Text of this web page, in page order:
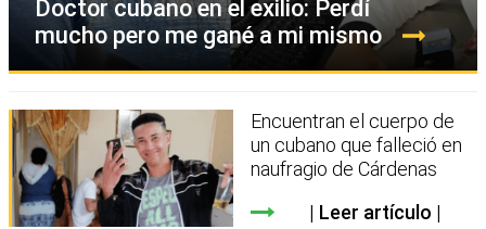
Doctor cubano en el exilio: Perdí
mucho pero me gané a mi mismo
Encuentran el cuerpo de
un cubano que falleció en
naufragio de Cárdenas
Leer artículo